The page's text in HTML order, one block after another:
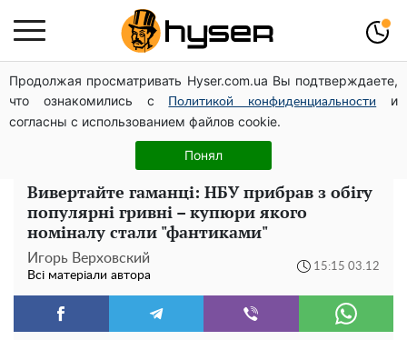
Продолжая просматривать Hyser.com.ua Вы подтверждаете,
что ознакомились с
Политикой конфиденциальности
и
согласны с использованием файлов cookie.
Понял
Гола Олена Тополя у цікавих позах змусила відвисати
щелепи: злив відео – було лише початком
Олена Тополя злив відео – це далеко не все: фронтмен
"Антитіла" Тарас Тополя став наступним
Вивертайте гаманці: НБУ прибрав з обігу
популярні гривні – купюри якого
номіналу стали "фантиками"
Игорь Верховский
Всі матеріали автора
15:15 03.12